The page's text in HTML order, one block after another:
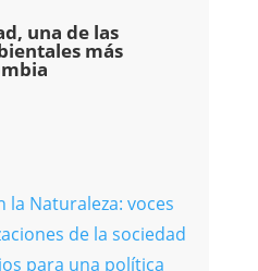
una de las
más